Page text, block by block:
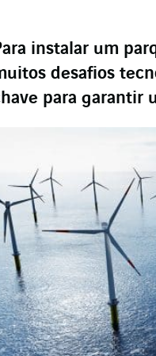
instalar um
desafios
para garantir